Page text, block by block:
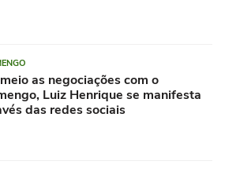
as negociações com o
Luiz Henrique se manifesta
das redes sociais